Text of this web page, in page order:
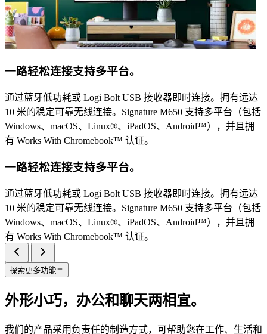
一路轻松连接支持多平台。
通过蓝牙低功耗或 Logi Bolt USB 接收器即时连接。拥有远达
10 米的稳定可靠无线连接。Signature M650 支持多平台（包括
Windows、macOS、Linux®、iPadOS、Android™），并且拥
有 Works With Chromebook™ 认证。
一路轻松连接支持多平台。
通过蓝牙低功耗或 Logi Bolt USB 接收器即时连接。拥有远达
10 米的稳定可靠无线连接。Signature M650 支持多平台（包括
Windows、macOS、Linux®、iPadOS、Android™），并且拥
有 Works With Chromebook™ 认证。
探索更多功能
外形小巧，办公和聊天两相宜。
我们的产品采用负责任的制造方式，可帮助您在工作、生活和